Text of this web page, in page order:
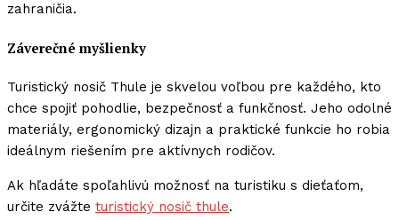
zahraničia.
Záverečné myšlienky
Turistický nosič Thule je skvelou voľbou pre každého, kto
chce spojiť pohodlie, bezpečnosť a funkčnosť. Jeho odolné
materiály, ergonomický dizajn a praktické funkcie ho robia
ideálnym riešením pre aktívnych rodičov.
Ak hľadáte spoľahlivú možnosť na turistiku s dieťaťom,
určite zvážte turistický nosič thule.